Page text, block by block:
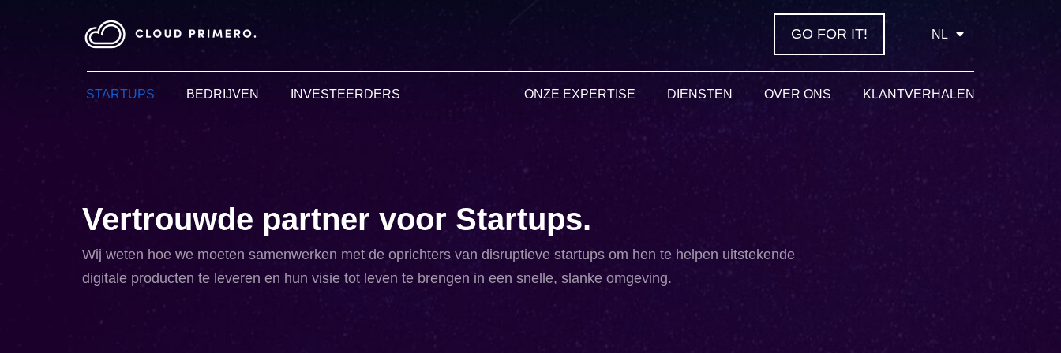
GO FOR IT! NL
STARTUPS BEDRIJVEN INVESTEERDERS ONZE EXPERTISE DIENSTEN OVER ONS KLANTVERHALEN
Vertrouwde partner voor Startups.
Wij weten hoe we moeten samenwerken met de oprichters van disruptieve startups om hen te helpen uitstekende
digitale producten te leveren en hun visie tot leven te brengen in een snelle, slanke omgeving.